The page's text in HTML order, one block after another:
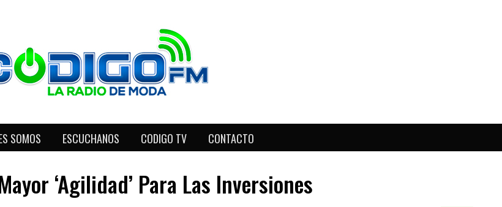
SOMOS ESCUCHANOS CODIGO TV CONTACTO
‘agilidad’ Para Las Inversiones